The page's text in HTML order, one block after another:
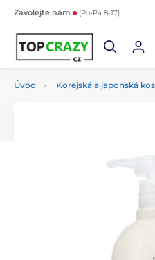
Zavolejte nám (Po-Pá 8-17)
Úvod Korejská a japonská